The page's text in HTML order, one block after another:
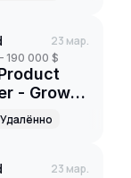
23 мар.
190 000 $
- Grow
Удалённо
23 мар.